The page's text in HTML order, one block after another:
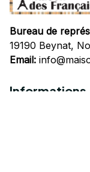
Bureau de
19190 Beynat,
Email:
Informations